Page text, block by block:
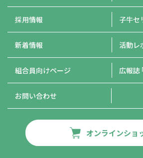
採用情報 子牛セ
新着情報 活動レ
組合員向けページ 広報誌
お問い合わせ
オンラインショ